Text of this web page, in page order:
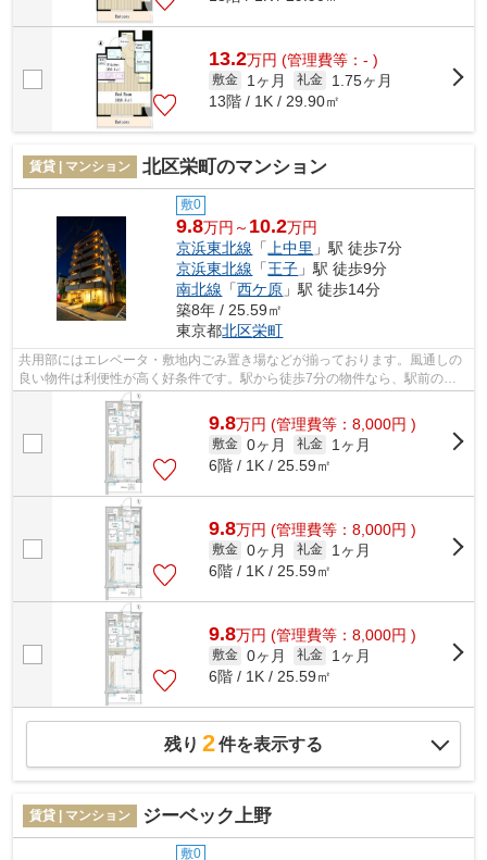
13.2万円 (管理費等：- )
敷金 1ヶ月 礼金
1.75ヶ月
13階 / 1K / 29.90㎡
賃貸 | マンション 北区栄町のマンション
敷0
9.8万円～ 10.2万円
京浜東北線 「 上中里 」駅 徒歩7分
京浜東北線 「王子 」駅 徒歩9分
南北線 「西ケ原 」駅 徒歩14分
築8年 / 25.59㎡
東京都北区栄町
共用部にはエレベータ・敷地内ごみ置き場などが揃っております。風通しの
良い物件は利便性が高く好条件です。駅から徒歩7分の物件なら、駅前のお
買い物も便利です。駅が周辺に2つある...
9.8万円 (管理費等：8,000円 )
敷金 0ヶ月 礼金
1ヶ月
6階 / 1K / 25.59㎡
9.8万円 (管理費等：8,000円 )
敷金 0ヶ月 礼金
1ヶ月
6階 / 1K / 25.59㎡
9.8万円 (管理費等：8,000円 )
敷金 0ヶ月 礼金
1ヶ月
6階 / 1K / 25.59㎡
残り 2件を表示する
賃貸 | マンション ジーベック上野
敷0